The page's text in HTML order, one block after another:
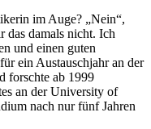
im Auge? „Nein“,
das damals nicht. Ich
und einen guten
ein Austauschjahr an der
forschte ab 1999
an der University of
nach nur fünf Jahren